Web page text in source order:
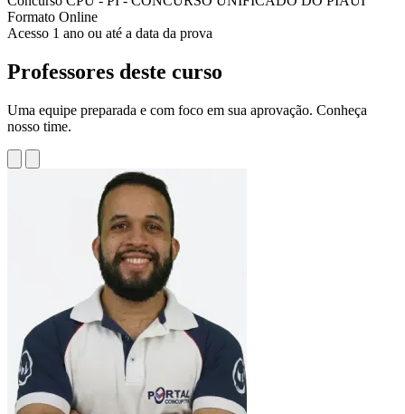
Formato Online
Acesso 1 ano ou até a data da prova
Professores deste curso
Uma equipe preparada e com foco em sua aprovação. Conheça
nosso time.